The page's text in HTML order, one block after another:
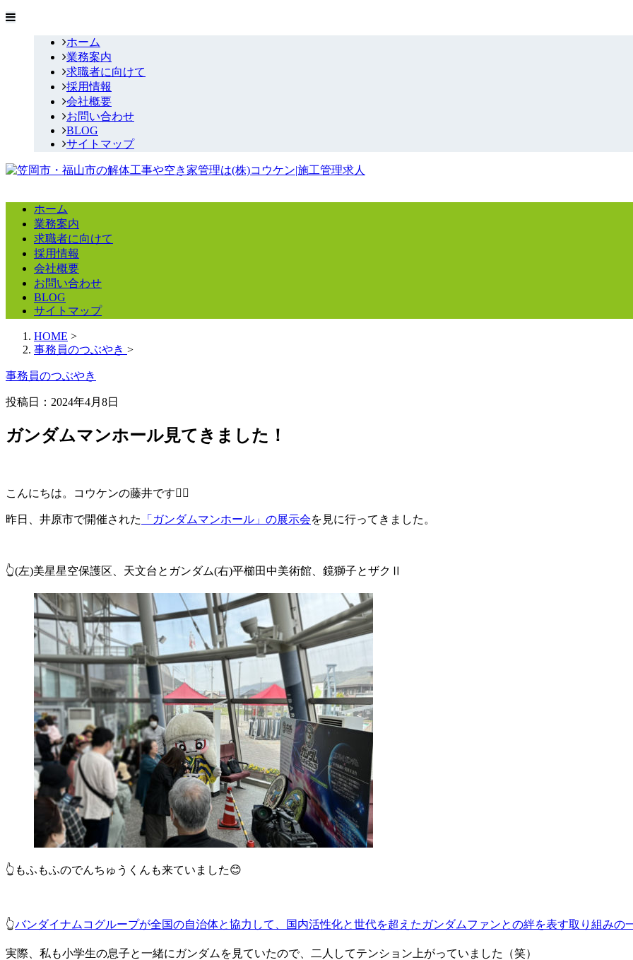
ホーム
業務案内
求職者に向けて
採用情報
会社概要
お問い合わせ
BLOG
サイトマップ
ホーム
業務案内
求職者に向けて
採用情報
会社概要
お問い合わせ
BLOG
サイトマップ
HOME >
事務員のつぶやき >
事務員のつぶやき
投稿日： 2024年4月8日
ガンダムマンホール見てきました！
こんにちは。コウケンの藤井です🏃‍♂️
昨日、井原市で開催された 「ガンダムマンホール」の展示会を見に行ってきました。
👆(左)美星星空保護区、天文台とガンダム(右)平櫛田中美術館、鏡獅子とザクⅡ
👆もふもふのでんちゅうくんも来ていました😊
👆バンダイナムコグループが全国の自治体と協力して、国内活性化と世代を超えたガンダムファンとの絆を表す取り組みの
実際、私も小学生の息子と一緒にガンダムを見ていたので、二人してテンション上がっていました（笑）